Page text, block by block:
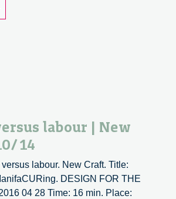
labour | New
14
labour. New Craft. Title:
DESIGN FOR THE
04 28 Time: 16 min. Place: